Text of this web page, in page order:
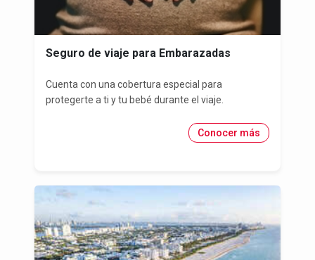
Seguro de viaje para Embarazadas
Cuenta con una cobertura especial para
protegerte a ti y tu bebé durante el viaje.
Conocer más